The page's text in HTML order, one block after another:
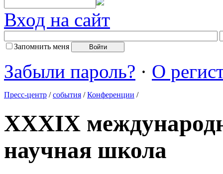
Вход на сайт
Запомнить меня
Забыли пароль? · О
Пресс-центр /события /Конференции /
XXXIX
научная школа